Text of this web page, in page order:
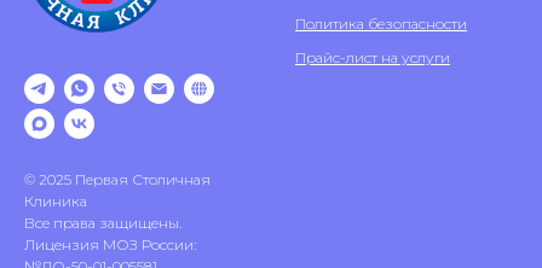
© 2025 Первая Столичная
Клиника
Все права защищены.
Лицензия МОЗ России:
Политика безопасности
Прайс-лист на услуги